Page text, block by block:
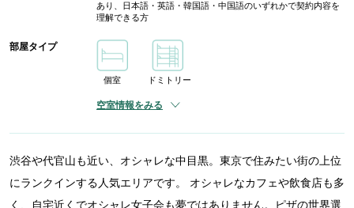
あり、日本語・英語・韓国語・中国語のいずれかで契約内容を
理解できる方
部屋タイプ
個室 ドミトリー
空室情報をみる
渋谷や代官山も近い、オシャレな中目黒。東京で住みたい街の上位
にランクインする人気エリアです。 オシャレなカフェや飲食店も多
く、自宅近くでオシャレ女子会も夢ではありません。ピザの世界選